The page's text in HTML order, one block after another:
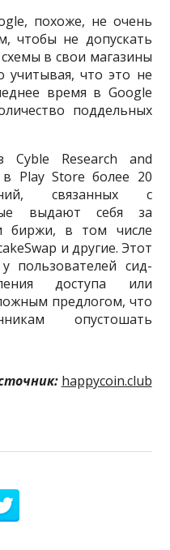
похоже, не очень
чтобы не допускать
в свои магазины
учитывая, что это не
время в Google
поддельных
Research and
Play Store более 20
связанных с
выдают себя за
биржи, в том числе
и другие. Этот
пользователей сид-
доступа или
предлогом, что
опустошать
happycoin.club